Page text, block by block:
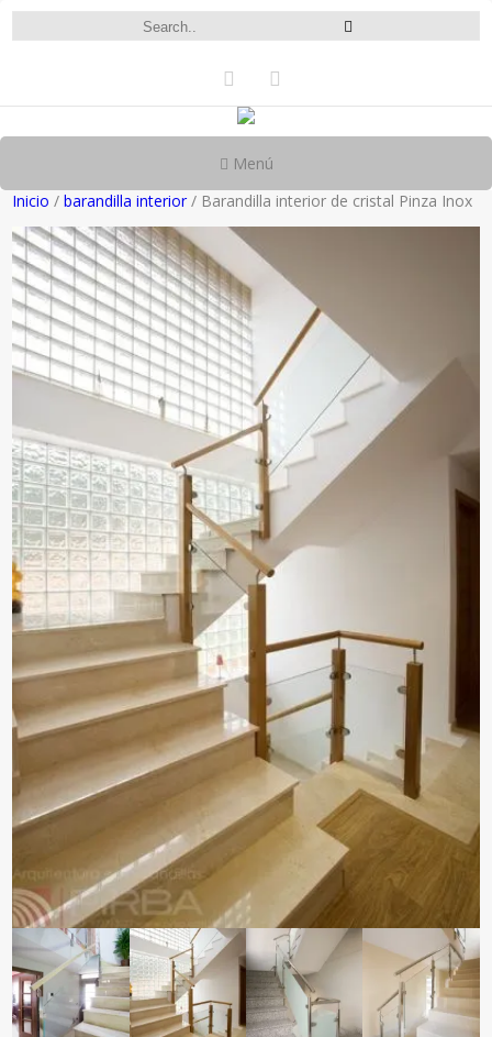
Menú
Inicio /barandilla interior/ Barandilla interior de cristal Pinza Inox